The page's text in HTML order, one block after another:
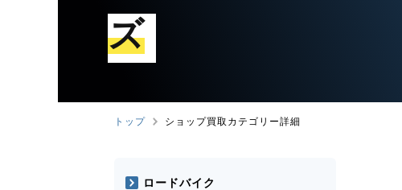
ズ
トップ ショップ買取カテゴリー詳細
ロードバイク